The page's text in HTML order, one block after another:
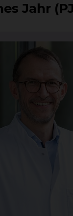
Jahr